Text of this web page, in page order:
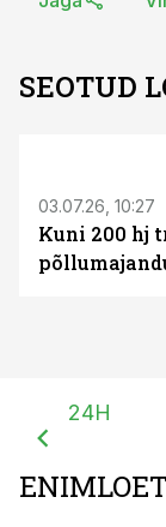
SEOTUD
03.07.26, 10:27
Kuni 200 hj
24H